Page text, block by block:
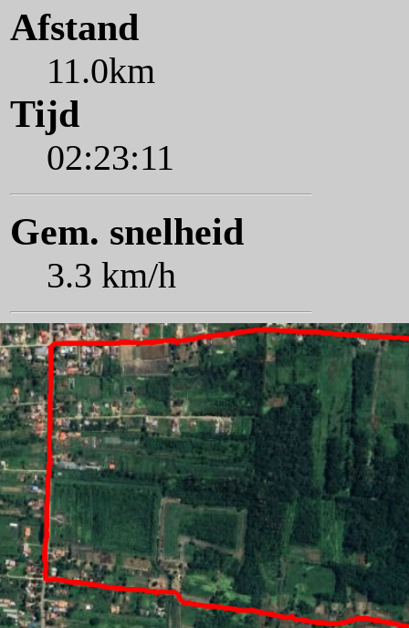
Afstand
11.0km
Tijd
02:23:11
Gem. snelheid
3.3 km/h